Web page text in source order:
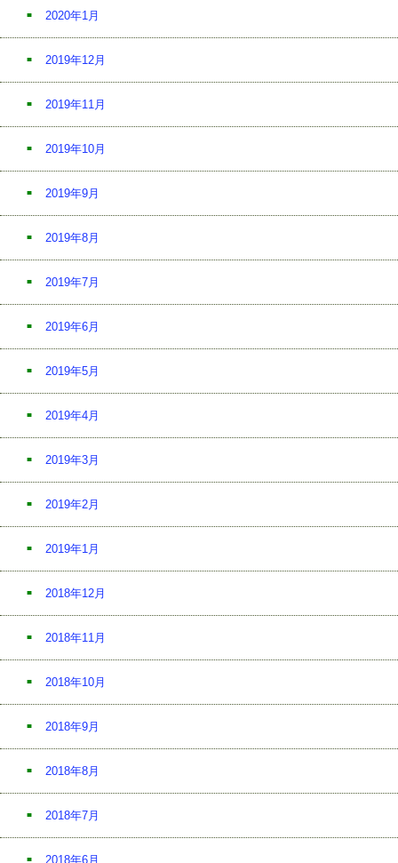
2020年1月
2019年12月
2019年11月
2019年10月
2019年9月
2019年8月
2019年7月
2019年6月
2019年5月
2019年4月
2019年3月
2019年2月
2019年1月
2018年12月
2018年11月
2018年10月
2018年9月
2018年8月
2018年7月
2018年6月